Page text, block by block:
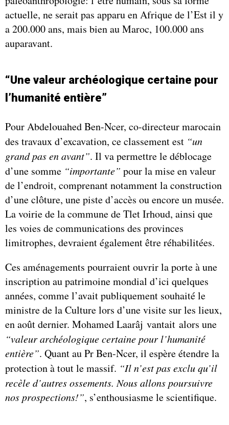
actuelle, ne serait pas apparu en Afrique de l’Est il y
a 200.000 ans, mais bien au Maroc, 100.000 ans
auparavant.
“Une valeur archéologique certaine pour
l’humanité entière”
Pour Abdelouahed Ben-Ncer, co-directeur marocain
des travaux d’excavation, ce classement est “un
grand pas en avant”. Il va permettre le déblocage
d’une somme “importante” pour la mise en valeur
de l’endroit, comprenant notamment la construction
d’une clôture, une piste d’accès ou encore un musée.
La voirie de la commune de Tlet Irhoud, ainsi que
les voies de communications des provinces
limitrophes, devraient également être réhabilitées.
Ces aménagements pourraient ouvrir la porte à une
inscription au patrimoine mondial d’ici quelques
années, comme l’avait publiquement souhaité le
ministre de la Culture lors d’une visite sur les lieux,
en août dernier. Mohamed Laarâj vantait alors une
“valeur archéologique certaine pour l’humanité
entière”. Quant au Pr Ben-Ncer, il espère étendre la
protection à tout le massif. “Il n’est pas exclu qu’il
recèle d’autres ossements. Nous allons poursuivre
nos prospections!”, s’enthousiasme le scientifique.